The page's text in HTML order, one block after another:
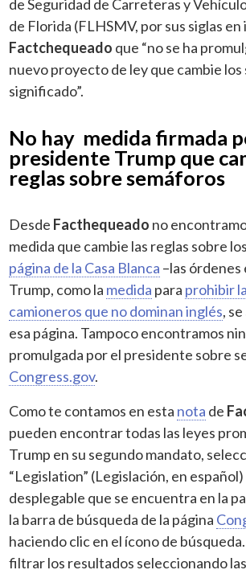
de Seguridad de Carreteras y
de Florida (FLHSMV, por sus siglas en
Factchequeado que “no se ha
nuevo proyecto de ley que cambie los
significado”.
No hay medida firmada
presidente Trump que
reglas sobre semáforos
Desde Facthequeado no
medida que cambie las reglas sobre
página de la Casa Blanca –las
Trump, como la medida para prohibir
camioneros que no dominan inglés,
esa página. Tampoco encontramos
promulgada por el presidente sobre
Congress.gov.
Como te contamos en esta nota de
pueden encontrar todas las leyes
Trump en su segundo mandato,
“Legislation” (Legislación, en
desplegable que se encuentra en la
la barra de búsqueda de la página
haciendo clic en el ícono de
filtrar los resultados seleccionando